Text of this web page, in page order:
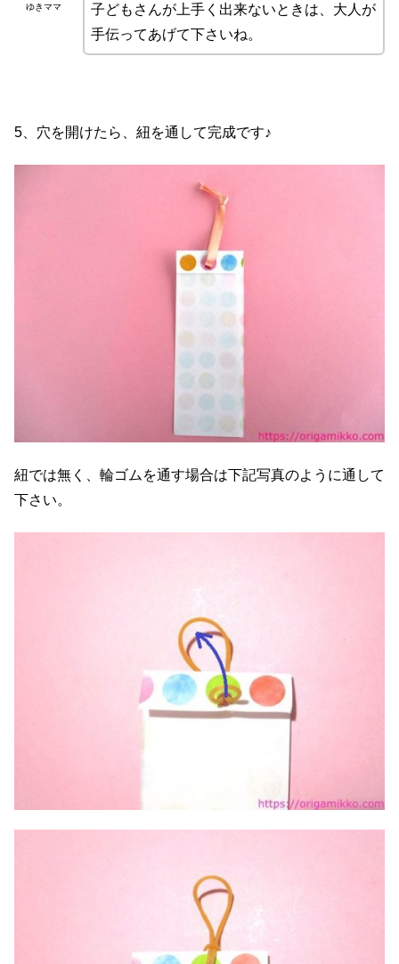
ゆきママ
子どもさんが上手く出来ないときは、大人が
手伝ってあげて下さいね。
5、穴を開けたら、紐を通して完成です♪
紐では無く、輪ゴムを通す場合は下記写真のように通して
下さい。